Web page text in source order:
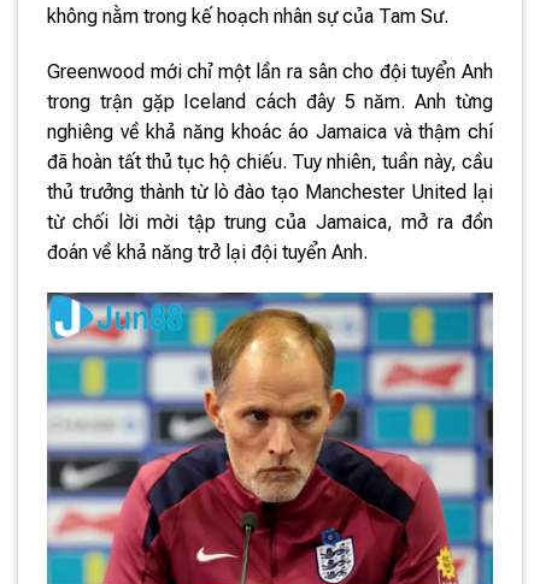
không nằm trong kế hoạch nhân sự của Tam Sư.
Greenwood mới chỉ một lần ra sân cho đội tuyển Anh
trong trận gặp Iceland cách đây 5 năm. Anh từng
nghiêng về khả năng khoác áo Jamaica và thậm chí
đã hoàn tất thủ tục hộ chiếu. Tuy nhiên, tuần này, cầu
thủ trưởng thành từ lò đào tạo Manchester United lại
từ chối lời mời tập trung của Jamaica, mở ra đồn
đoán về khả năng trở lại đội tuyển Anh.